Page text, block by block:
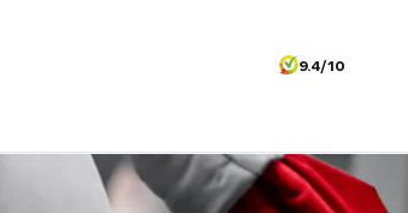
9.4/10